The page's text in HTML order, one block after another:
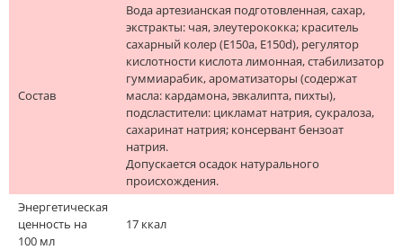
Состав
Вода артезианская подготовленная, сахар,
экстракты: чая, элеутерококка; краситель
сахарный колер (Е150а, E150d), регулятор
кислотности кислота лимонная, стабилизатор
гуммиарабик, ароматизаторы (содержат
масла: кардамона, эвкалипта, пихты),
подсластители: цикламат натрия, сукралоза,
сахаринат натрия; консервант бензоат
натрия.
Допускается осадок натурального
происхождения.
Энергетическая
ценность на
100 мл
17 ккал